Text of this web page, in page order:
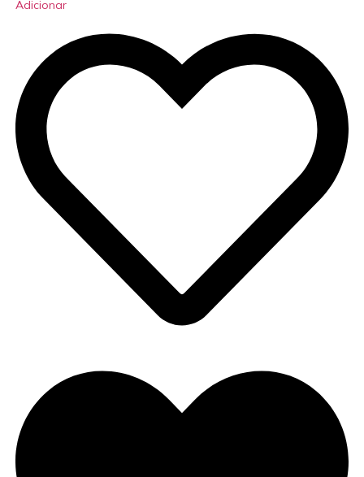
Adicionar